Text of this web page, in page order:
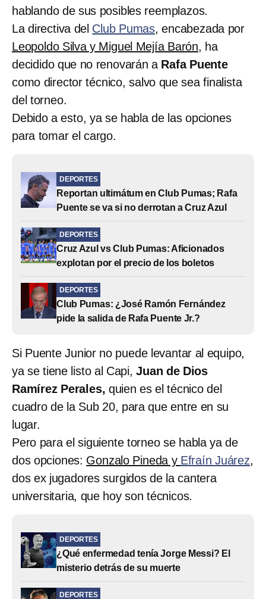
hablando de sus posibles reemplazos.
La directiva del Club Pumas, encabezada por
Leopoldo Silva y Miguel Mejía Barón, ha
decidido que no renovarán a Rafa Puente
como director técnico, salvo que sea finalista
del torneo.
Debido a esto, ya se habla de las opciones
para tomar el cargo.
DEPORTES
Reportan ultimátum en Club Pumas; Rafa
Puente se va si no derrotan a Cruz Azul
DEPORTES
Cruz Azul vs Club Pumas: Aficionados
explotan por el precio de los boletos
DEPORTES
Club Pumas: ¿José Ramón Fernández
pide la salida de Rafa Puente Jr.?
Si Puente Junior no puede levantar al equipo,
ya se tiene listo al Capi,Juan de Dios
Ramírez Perales, quien es el técnico del
cuadro de la Sub 20, para que entre en su
lugar.
Pero para el siguiente torneo se habla ya de
dos opciones: Gonzalo Pineda y Efraín Juárez,
dos ex jugadores surgidos de la cantera
universitaria, que hoy son técnicos.
DEPORTES
¿Qué enfermedad tenía Jorge Messi? El
misterio detrás de su muerte
DEPORTES